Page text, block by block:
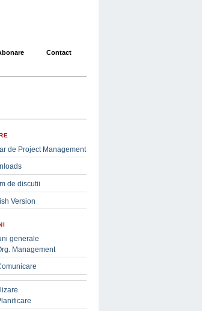
Contact
de Project Management
de discutii
Version
generale
Management